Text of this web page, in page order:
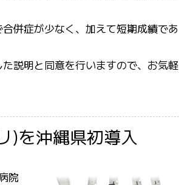
併症が少なく、加えて短期成績であ
説明と同意を行いますので、お気軽
を沖縄県初導入
院